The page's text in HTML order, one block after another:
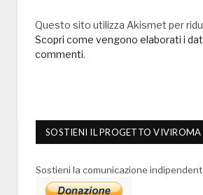
Questo sito utilizza Akismet per
Scopri come vengono elaborati i
commenti.
SOSTIENI IL PROGETTO VIVIROMA
Sostieni la comunicazione